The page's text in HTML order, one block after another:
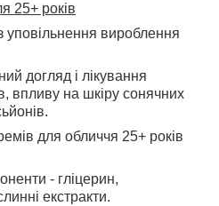
25+ років
уповільнення вироблення
догляд і лікування
впливу на шкіру сонячних
для обличчя 25+ років
- гліцерин,
екстракти.